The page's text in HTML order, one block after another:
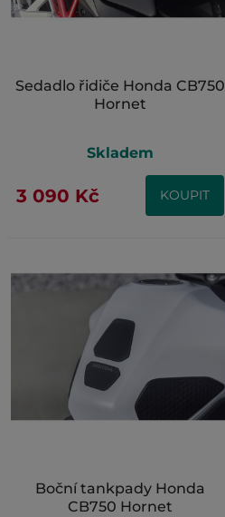
Sedadlo řidiče Honda CB750
Hornet
Skladem
3 090 Kč KOUPIT
Boční tankpady Honda
CB750 Hornet